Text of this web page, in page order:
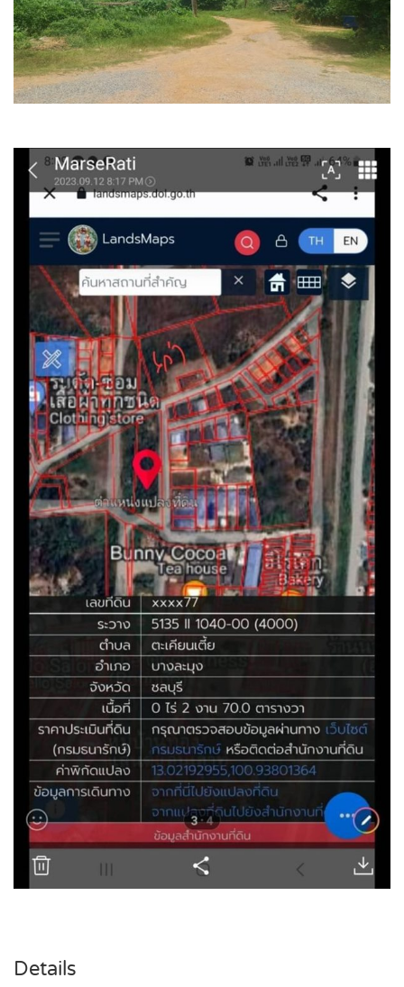
Details